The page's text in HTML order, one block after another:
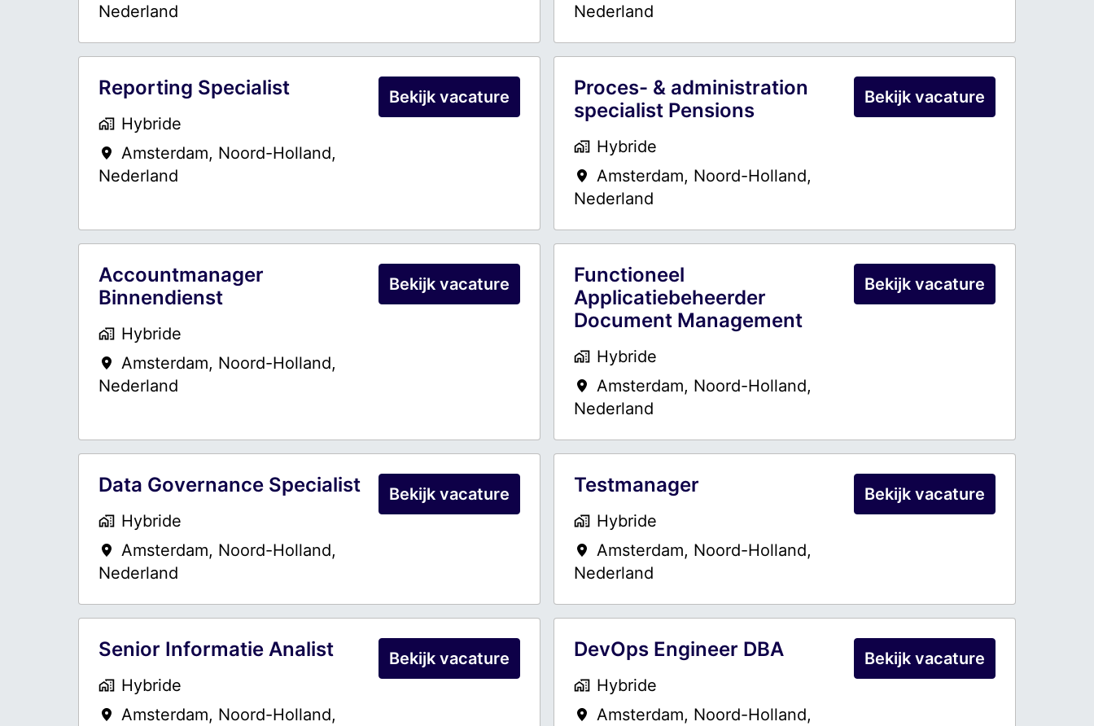
Nederland
Nederland
Reporting Specialist
Hybride
Amsterdam, Noord-Holland,
Nederland
Bekijk vacature
Proces- & administration
specialist Pensions
Hybride
Amsterdam, Noord-Holland,
Nederland
Bekijk vacature
Accountmanager
Binnendienst
Hybride
Amsterdam, Noord-Holland,
Nederland
Bekijk vacature
Functioneel
Applicatiebeheerder
Document Management
Hybride
Amsterdam, Noord-Holland,
Nederland
Bekijk vacature
Data Governance Specialist
Hybride
Amsterdam, Noord-Holland,
Nederland
Bekijk vacature Testmanager
Hybride
Amsterdam, Noord-Holland,
Nederland
Bekijk vacature
Senior Informatie Analist
Hybride
Amsterdam, Noord-Holland,
Bekijk vacature DevOps Engineer DBA
Hybride
Amsterdam, Noord-Holland,
Bekijk vacature